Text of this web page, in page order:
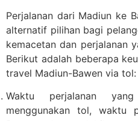
Perjalanan dari Madiun ke
alternatif pilihan bagi
kemacetan dan perjalanan
Berikut adalah beberapa
travel Madiun-Bawen via tol:
Waktu perjalanan
menggunakan tol, waktu